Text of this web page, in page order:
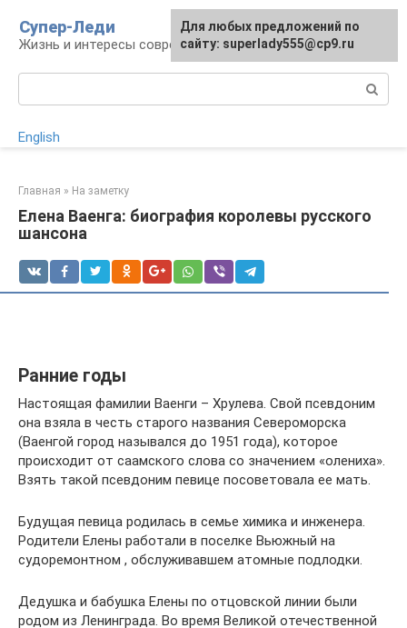
контенту
Супер-Леди
Жизнь и интересы современной женщины
English
Главная » На заметку
Елена Ваенга: биография королевы русского
шансона
Ранние годы
Настоящая фамилии Ваенги – Хрулева. Свой псевдоним
она взяла в честь старого названия Североморска
(Ваенгой город назывался до 1951 года), которое
происходит от саамского слова со значением «олениха».
Взять такой псевдоним певице посоветовала ее мать.
Будущая певица родилась в семье химика и инженера.
Родители Елены работали в поселке Вьюжный на
судоремонтном , обслуживавшем атомные подлодки.
Дедушка и бабушка Елены по отцовской линии были
родом из Ленинграда. Во время Великой отечественной
Для любых предложений по
сайту: superlady555@cp9.ru